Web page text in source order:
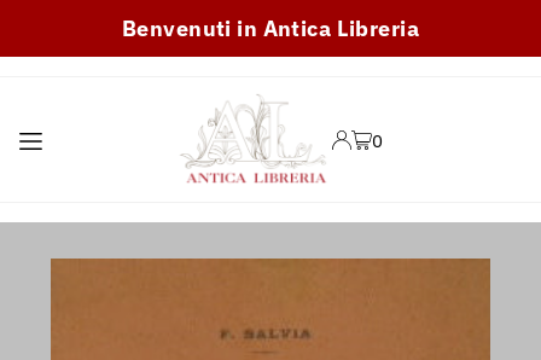
TRANSLATION MISSING:
Benvenuti in Antica Libreria
0